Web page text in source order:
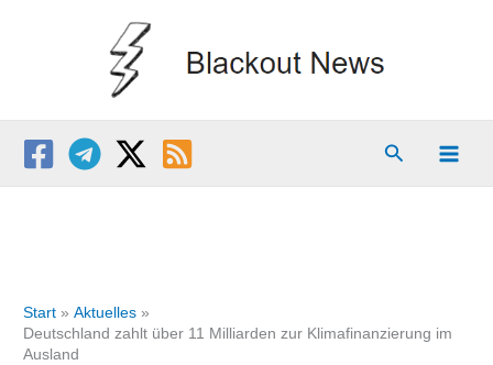
Suchen
Start
Aktuelles
Deutschland zahlt über 11 Milliarden zur Klimafinanzierung im
Ausland